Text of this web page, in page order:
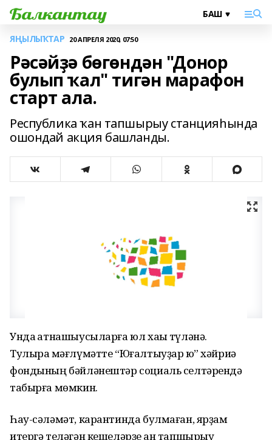
ЯҢЫЛЫҠТАР 20 АПРЕЛЯ 2020, 07:50
Рәсәйҙә бөгөндән "Донор
булып ҡал" тигән марафон
старт ала.
Республика ҡан тапшырыу станцияһында
ошондай акция башланды.
Унда ҡатнашыусыларға юл хаҡы түләнә.
Тулыраҡ мәғлүмәтте “Юғалтыуҙар юҡ” хәйриә
фондының бәйләнештәр социаль селтәрендә
табырға мөмкин.
Һау-сәләмәт, карантинда булмаған, ярҙам
итергә теләгән кешеләрҙе ҡан тапшырыу